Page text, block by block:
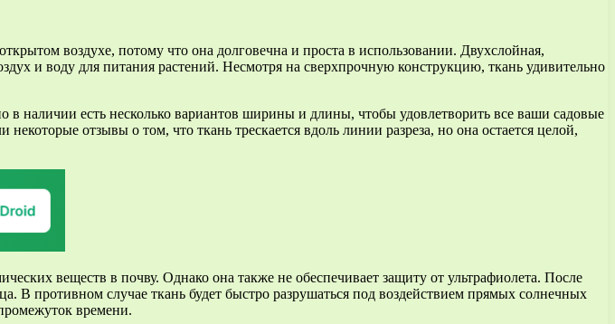
воздухе, потому что она долговечна и проста в использовании. Двухслойная,
и воду для питания растений. Несмотря на сверхпрочную конструкцию, ткань удивительно
наличии есть несколько вариантов ширины и длины, чтобы удовлетворить все ваши садовые
отзывы о том, что ткань трескается вдоль линии разреза, но она остается целой,
веществ в почву. Однако она также не обеспечивает защиту от ультрафиолета. После
В противном случае ткань будет быстро разрушаться под воздействием прямых солнечных
времени.